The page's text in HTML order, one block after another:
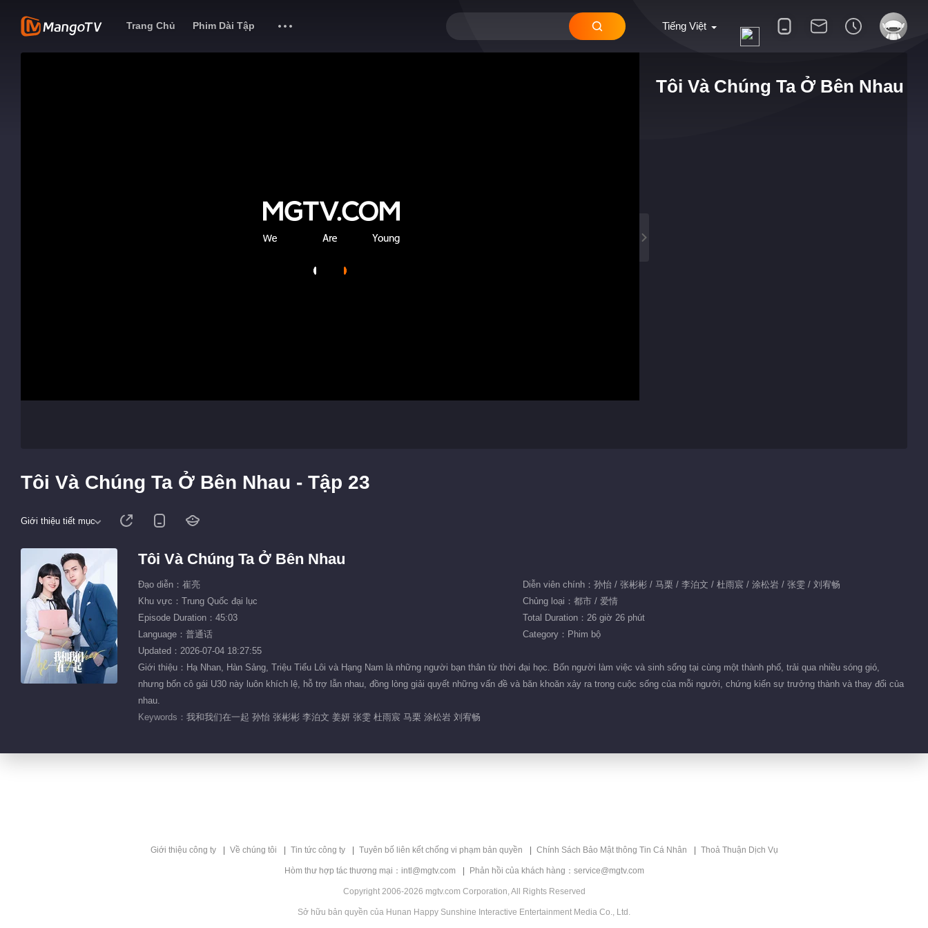
Tiếng Việt
Trang Chủ Phim Dài Tập
Tôi Và Chúng Ta Ở Bên Nhau
Tôi Và Chúng Ta Ở Bên Nhau - Tập 23
Giới thiệu tiết mục
Tôi Và Chúng Ta Ở Bên Nhau
Đạo diễn：崔亮
Diễn viên chính：孙怡 / 张彬彬 / 马栗 / 李泊文 / 杜雨宸 / 涂松岩 / 张雯 / 刘宥畅
Khu vực：Trung Quốc đại lục
Chủng loại：都市 / 爱情
Episode Duration：45:03
Total Duration：26 giờ 26 phút
Language：普通话
Category：Phim bộ
Updated：2026-07-04 18:27:55
Giới thiệu：Hạ Nhan, Hàn Sảng, Triệu Tiểu Lôi và Hạng Nam là những người bạn thân từ thời đại học. Bốn người làm việc và sinh sống tại cùng một thành phố, trải qua nhiều sóng gió,
nhưng bốn cô gái U30 này luôn khích lệ, hỗ trợ lẫn nhau, đồng lòng giải quyết những vấn đề và băn khoăn xảy ra trong cuộc sống của mỗi người, chứng kiến sự trưởng thành và thay đổi của
nhau.
Keywords： 我和我们在一起 孙怡 张彬彬 李泊文 姜妍 张雯 杜雨宸 马栗 涂松岩 刘宥畅
Giới thiệu công ty Về chúng tôi Tin tức công ty Tuyên bố liên kết chống vi phạm bản quyền Chính Sách Bảo Mật thông Tin Cá Nhân Thoả Thuận Dịch Vụ
Hòm thư hợp tác thương mại：intl@mgtv.com Phản hồi của khách hàng：service@mgtv.com
Copyright 2006-2026 mgtv.com Corporation, All Rights Reserved
Sở hữu bản quyền của Hunan Happy Sunshine Interactive Entertainment Media Co., Ltd.